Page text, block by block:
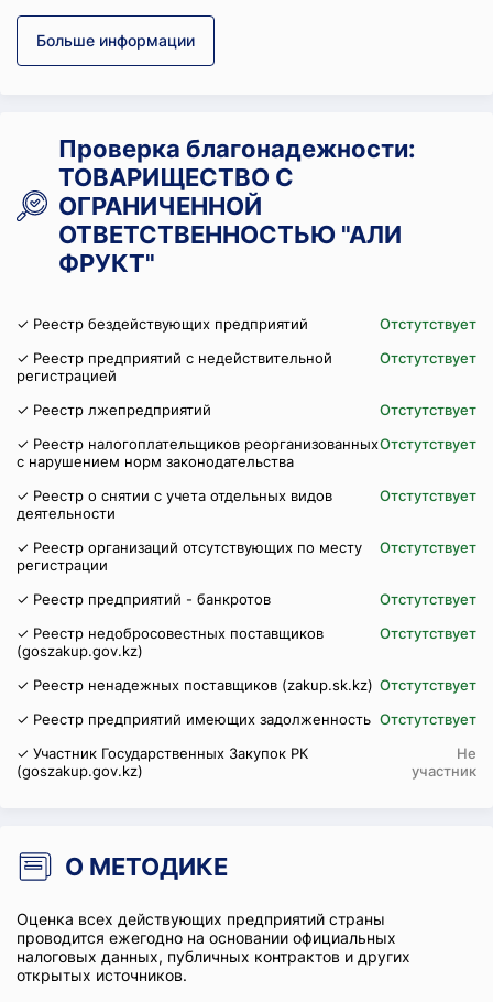
Больше информации
Проверка благонадежности:
ТОВАРИЩЕСТВО С
ОГРАНИЧЕННОЙ
ОТВЕТСТВЕННОСТЬЮ "АЛИ
ФРУКТ"
✓ Реестр бездействующих предприятий
Отстутствует
✓ Реестр предприятий с недействительной
регистрацией
Отстутствует
✓ Реестр лжепредприятий
Отстутствует
✓ Реестр налогоплательщиков реорганизованных
с нарушением норм законодательства
Отстутствует
✓ Реестр о снятии с учета отдельных видов
деятельности
Отстутствует
✓ Реестр организаций отсутствующих по месту
регистрации
Отстутствует
✓ Реестр предприятий - банкротов
Отстутствует
✓ Реестр недобросовестных поставщиков
(goszakup.gov.kz)
Отстутствует
✓ Реестр ненадежных поставщиков (zakup.sk.kz) Отстутствует
✓ Реестр предприятий имеющих задолженность Отстутствует
✓ Участник Государственных Закупок РК
(goszakup.gov.kz)
Не
участник
О МЕТОДИКЕ
Оценка всех действующих предприятий страны
проводится ежегодно на основании официальных
налоговых данных, публичных контрактов и других
открытых источников.